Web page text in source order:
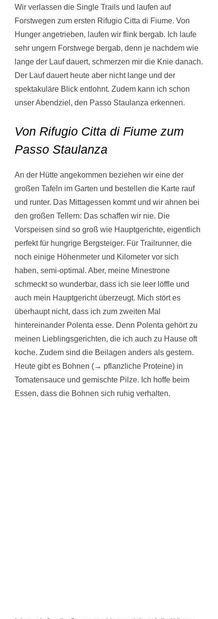
Wir verlassen die Single Trails und laufen auf
Forstwegen zum ersten Rifugio Citta di Fiume. Von
Hunger angetrieben, laufen wir flink bergab. Ich laufe
sehr ungern Forstwege bergab, denn je nachdem wie
lange der Lauf dauert, schmerzen mir die Knie danach.
Der Lauf dauert heute aber nicht lange und der
spektakuläre Blick entlohnt. Zudem kann ich schon
unser Abendziel, den Passo Staulanza erkennen.
Von Rifugio Citta di Fiume zum
Passo Staulanza
An der Hütte angekommen beziehen wir eine der
großen Tafeln im Garten und bestellen die Karte rauf
und runter. Das Mittagessen kommt und wir ahnen bei
den großen Tellern: Das schaffen wir nie. Die
Vorspeisen sind so groß wie Hauptgerichte, eigentlich
perfekt für hungrige Bergsteiger. Für Trailrunner, die
noch einige Höhenmeter und Kilometer vor sich
haben, semi-optimal. Aber, meine Minestrone
schmeckt so wunderbar, dass ich sie leer löffle und
auch mein Hauptgericht überzeugt. Mich stört es
überhaupt nicht, dass ich zum zweiten Mal
hintereinander Polenta esse. Denn Polenta gehört zu
meinen Lieblingsgerichten, die ich auch zu Hause oft
koche. Zudem sind die Beilagen anders als gestern.
Heute gibt es Bohnen (→ pflanzliche Proteine) in
Tomatensauce und gemischte Pilze. Ich hoffe beim
Essen, dass die Bohnen sich ruhig verhalten.